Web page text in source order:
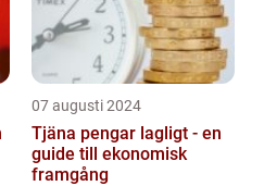
07 augusti 2024
Tjäna pengar lagligt - en
guide till ekonomisk
framgång